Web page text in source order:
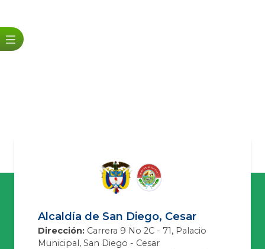
Alcaldía de San Diego, Cesar
Dirección: Carrera 9 No 2C - 71, Palacio
Municipal, San Diego - Cesar